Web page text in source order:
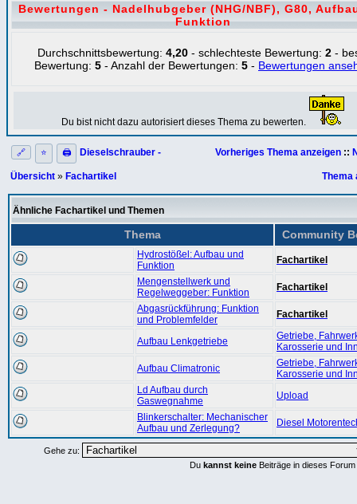
Bewertungen - Nadelhubgeber (NHG/NBF), G80,
Funktion
Durchschnittsbewertung: 4,20- schlechteste Bewertung: 2-
Bewertung: 5 - Anzahl der Bewertungen: 5 - Bewertungen
Du bist nicht dazu autorisiert dieses Thema zu bewerten.
🔗 ⭐ 🖨 Dieselschrauber -
Übersicht » Fachartikel
Vorheriges Thema anzeigen ::
Thema
Ähnliche Fachartikel und Themen
Thema Community
Hydrostößel: Aufbau und
Funktion
Fachartikel
Mengenstellwerk und
Regelweggeber: Funktion
Fachartikel
Abgasrückführung: Funktion
und Problemfelder
Fachartikel
Aufbau Lenkgetriebe
Getriebe,
Karosserie und
Aufbau Climatronic
Getriebe,
Karosserie und
Ld Aufbau durch
Gaswegnahme
Upload
Blinkerschalter: Mechanischer
Aufbau und Zerlegung?
Diesel
Gehe zu:
Du kannst keine Beiträge in dieses